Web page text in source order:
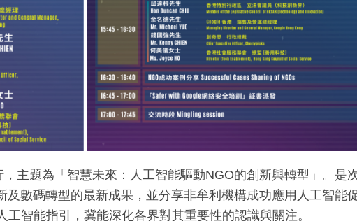
主題為「智慧未來：人工智能驅動NGO的創新與轉型」。是
數碼轉型的最新成果，並分享非牟利機構成功應用人工智能
智能指引，冀能深化各界對其重要性的認識與關注。